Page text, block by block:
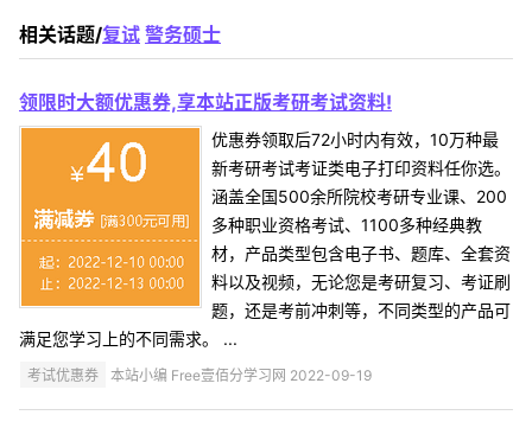
相关话题/复试 警务硕士
领限时大额优惠券,享本站正版考研考试资料!
优惠券领取后72小时内有效，10万种最
新考研考试考证类电子打印资料任你选。
涵盖全国500余所院校考研专业课、200
多种职业资格考试、1100多种经典教
材，产品类型包含电子书、题库、全套资
料以及视频，无论您是考研复习、考证刷
题，还是考前冲刺等，不同类型的产品可
满足您学习上的不同需求。 ...
考试优惠券 本站小编 Free壹佰分学习网 2022-09-19